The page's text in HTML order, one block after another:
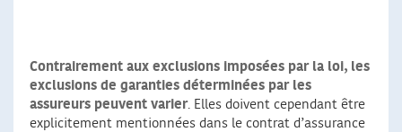
Contrairement aux exclusions imposées par la loi, les
exclusions de garanties déterminées par les
assureurs peuvent varier. Elles doivent cependant être
explicitement mentionnées dans le contrat d’assurance